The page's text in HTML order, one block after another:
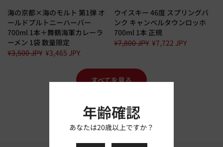
海の京都×海のモルト 第1弾 オ
ールドプルトニーハーバー
700ml 1本＋舞鶴海軍カレーラ
ーメン 1袋 数量限定
¥3,500 JPY ¥3,465 JPY
ウイスキー 46度 スプリングバ
ンク キャンベルタウンロッホ
700ml 1本 正規
¥7,800 JPY ¥7,722 JPY
すべてを見る
年齢確認
あなたは20歳以上ですか？